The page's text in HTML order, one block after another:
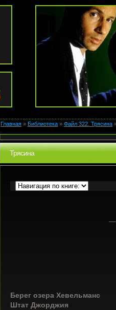
Главная » Библиотека » Файл 322. Трясина
Трясина
—
Берег озера Хевельманс
Штат Джорджия